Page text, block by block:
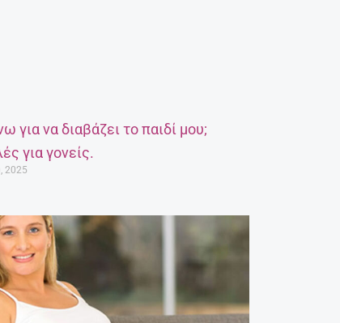
για να διαβάζει το παιδί μου;
για γονείς.
2025